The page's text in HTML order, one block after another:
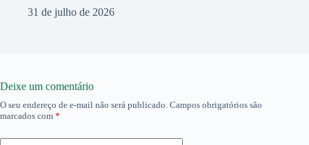
31 de julho de 2026
Deixe um comentário
O seu endereço de e-mail não será publicado. Campos obrigatórios são
marcados com *